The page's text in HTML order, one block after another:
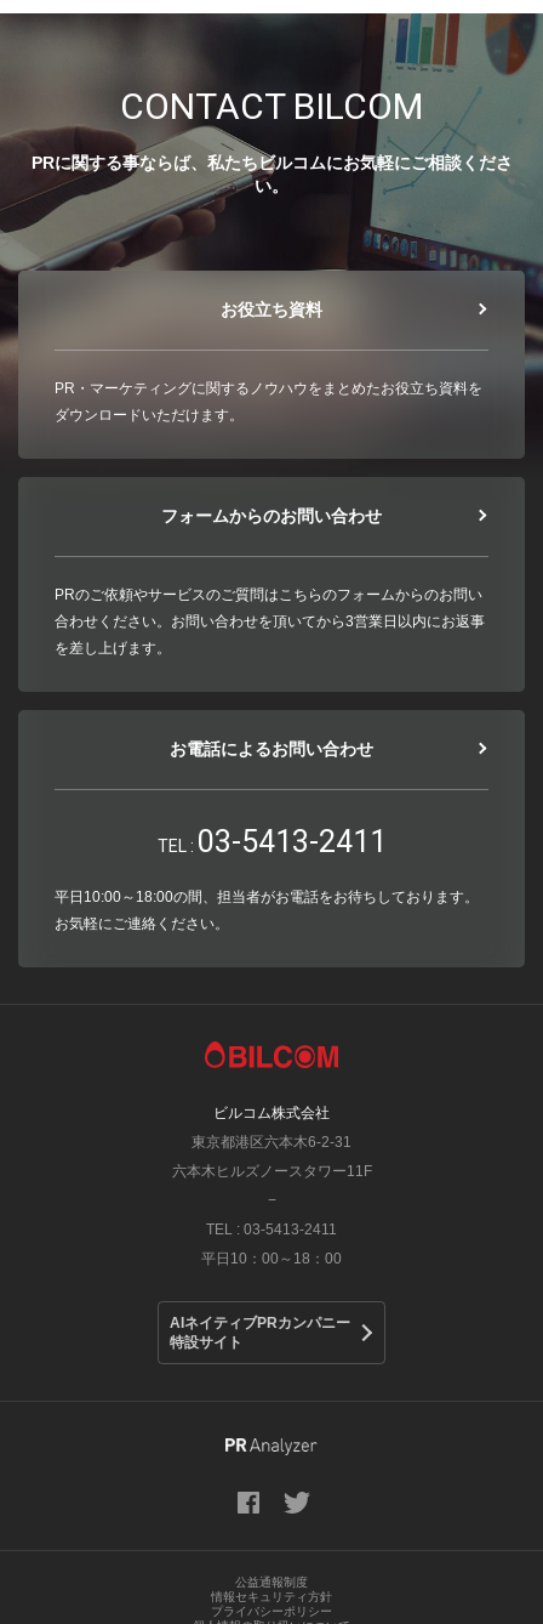
CONTACT BILCOM
PRに関する事ならば、私たちビルコムにお気軽にご相談くださ
い。
お役立ち資料
PR・マーケティングに関するノウハウをまとめたお役立ち資料を
ダウンロードいただけます。
フォームからのお問い合わせ
PRのご依頼やサービスのご質問はこちらのフォームからのお問い
合わせください。お問い合わせを頂いてから3営業日以内にお返事
を差し上げます。
お電話によるお問い合わせ
TEL : 03-5413-2411
平日10:00～18:00の間、担当者がお電話をお待ちしております。
お気軽にご連絡ください。
ビルコム株式会社
東京都港区六本木6-2-31
六本木ヒルズノースタワー11F
−
TEL : 03-5413-2411
平日10：00～18：00
AIネイティブPRカンパニー
特設サイト
公益通報制度
情報セキュリティ方針
プライバシーポリシー